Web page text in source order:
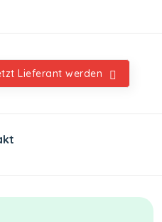
Lieferant werden